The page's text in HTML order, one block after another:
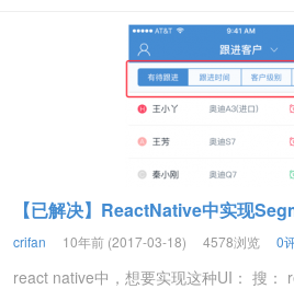
【已解决】ReactNative中实现
crifan 10年前 (2017-03-18) 4578浏览 0
react native中，想要实现这种UI： 搜：